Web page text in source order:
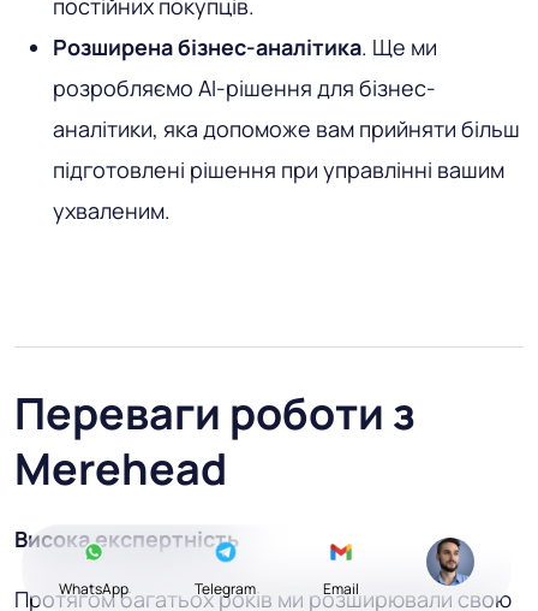
постійних покупців.
Розширена бізнес-аналітика. Ще ми
розробляємо AI-рішення для бізнес-
аналітики, яка допоможе вам прийняти більш
підготовлені рішення при управлінні вашим
ухваленим.
Переваги роботи з
Merehead
Висока експертність
Протягом багатьох років ми розширювали свою
WhatsApp Telegram Email